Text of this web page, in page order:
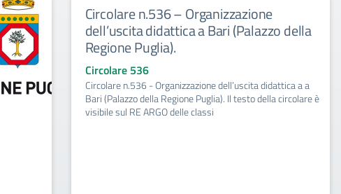
Circolare n.536 – Organizzazione
dell’uscita didattica a Bari (Palazzo della
Regione Puglia).
Circolare 536
Circolare n.536 - Organizzazione dell’uscita didattica a a
Bari (Palazzo della Regione Puglia). Il testo della circolare è
visibile sul RE ARGO delle classi